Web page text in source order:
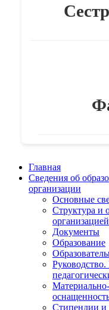
Главная
Сведения об
организации
Основные
Структура и
организацией
Документы
Образование
Стипендии и